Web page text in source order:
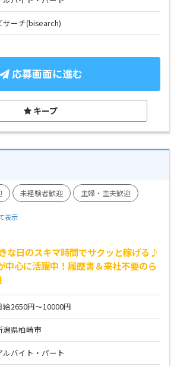
サーチ(bisearch)
応募画面に進む
キープ
未経験者歓迎
主婦・主夫歓迎
表示
な日のスキマ時間でサクッと稼げる♪
中心に活躍中！履歴書＆来社不要のら
給2650円～10000円
潟県柏崎市
ルバイト・パート